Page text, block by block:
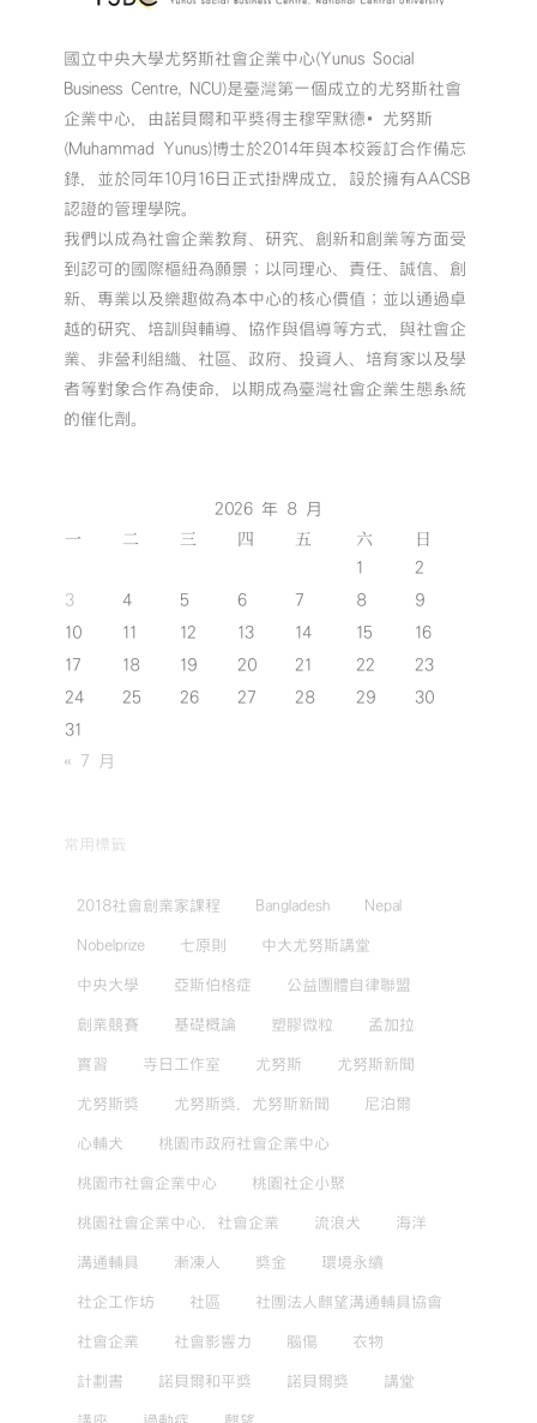
國立中央大學尤努斯社會企業中心(Yunus Social
Business Centre, NCU)是臺灣第一個成立的尤努斯社會
企業中心，由諾貝爾和平獎得主穆罕默德•尤努斯
(Muhammad Yunus)博士於2014年與本校簽訂合作備忘
錄，並於同年10月16日正式掛牌成立，設於擁有AACSB
認證的管理學院。
我們以成為社會企業教育、研究、創新和創業等方面受
到認可的國際樞紐為願景；以同理心、責任、誠信、創
新、專業以及樂趣做為本中心的核心價值；並以通過卓
越的研究、培訓與輔導、協作與倡導等方式，與社會企
業、非營利組織、社區、政府、投資人、培育家以及學
者等對象合作為使命，以期成為臺灣社會企業生態系統
的催化劑。
2026 年 8 月
一 二 三 四 五 六 日
1
2
3
4 5 6 7 8
9
10
11 12 13 14 15
16
17
18 19 20 21 22
23
24
25 26 27 28 29
30
31
« 7 月
常用標籤
2018社會創業家課程 Bangladesh Nepal
Nobelprize 七原則 中大尤努斯講堂
中央大學 亞斯伯格症 公益團體自律聯盟
創業競賽 基礎概論 塑膠微粒 孟加拉
實習 寺日工作室 尤努斯 尤努斯新聞
尤努斯獎 尤努斯獎，尤努斯新聞 尼泊爾
心輔犬 桃園市政府社會企業中心
桃園市社會企業中心 桃園社企小聚
桃園社會企業中心，社會企業 流浪犬 海洋
溝通輔具 漸凍人 獎金 環境永續
社企工作坊 社區 社團法人麒望溝通輔具協會
社會企業 社會影響力 腦傷 衣物
計劃書 諾貝爾和平獎 諾貝爾獎 講堂